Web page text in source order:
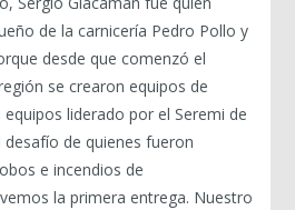
de la carnicería Pedro Pollo y
desde que comenzó el
se crearon equipos de
liderado por el Seremi de
de quienes fueron
e incendios de
la primera entrega. Nuestro